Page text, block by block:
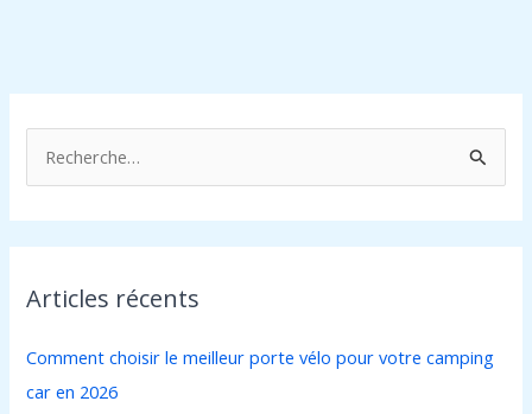
e
c
e
c
h
Articles récents
Comment choisir le meilleur porte vélo pour votre camping
car en 2026